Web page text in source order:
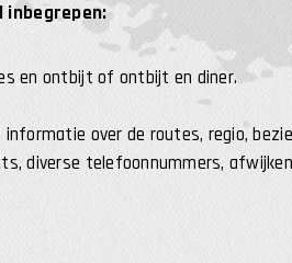
inbegrepen:
en ontbijt of ontbijt en diner.
over de routes, regio,
diverse telefoonnummers,